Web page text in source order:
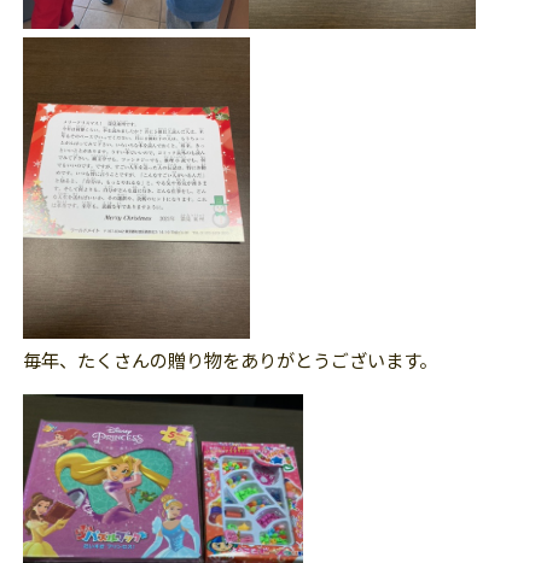
毎年、たくさんの贈り物をありがとうございます。